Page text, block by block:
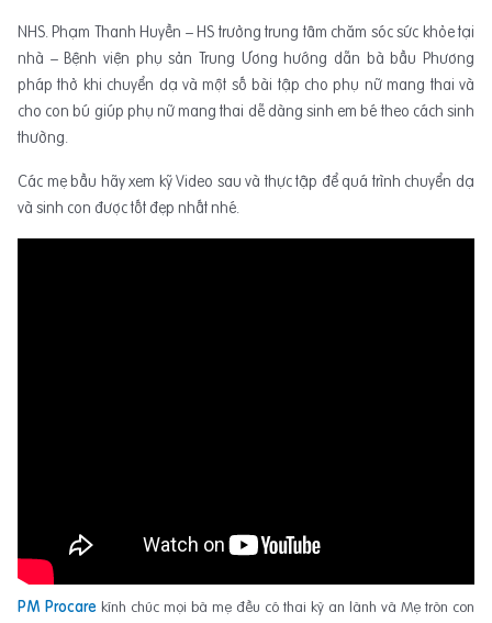
NHS. Phạm Thanh Huyền – HS trưởng trung tâm chăm sóc sức khỏe tại
nhà – Bệnh viện phụ sản Trung Ương hướng dẫn bà bầu Phương
pháp thở khi chuyển dạ và một số bài tập cho phụ nữ mang thai và
cho con bú giúp phụ nữ mang thai dễ dàng sinh em bé theo cách sinh
thường.
Các mẹ bầu hãy xem kỹ Video sau và thực tập để quá trình chuyển dạ
và sinh con được tốt đẹp nhất nhé.
PM Procare kính chúc mọi bà mẹ đều có thai kỳ an lành và Mẹ tròn con